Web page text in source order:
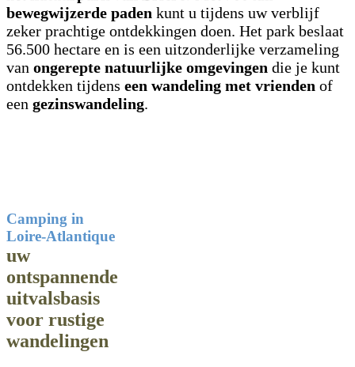
bewegwijzerde paden kunt u tijdens uw verblijf
zeker prachtige ontdekkingen doen. Het park beslaat
56.500 hectare en is een uitzonderlijke verzameling
van ongerepte natuurlijke omgevingen die je kunt
ontdekken tijdens een wandeling met vrienden of
een gezinswandeling.
Camping in
Loire-Atlantique
uw
ontspannende
uitvalsbasis
voor rustige
wandelingen